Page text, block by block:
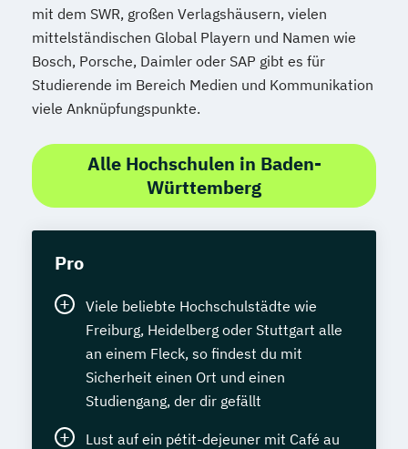
mit dem SWR, großen Verlagshäusern, vielen
mittelständischen Global Playern und Namen wie
Bosch, Porsche, Daimler oder SAP gibt es für
Studierende im Bereich Medien und Kommunikation
viele Anknüpfungspunkte.
Alle Hochschulen in Baden-
Württemberg
Pro
Viele beliebte Hochschulstädte wie
Freiburg, Heidelberg oder Stuttgart alle
an einem Fleck, so findest du mit
Sicherheit einen Ort und einen
Studiengang, der dir gefällt
Lust auf ein pétit-dejeuner mit Café au